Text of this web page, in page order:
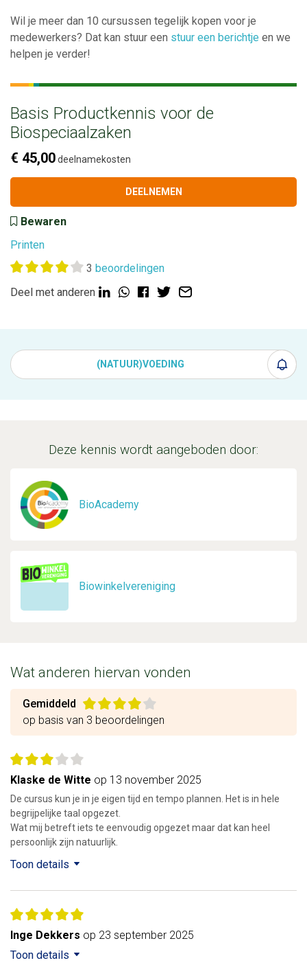
Wil je meer dan 10 cursussen tegelijk kopen voor je
medewerkers? Dat kan stuur een stuur een berichtje en we
helpen je verder!
Basis Productkennis voor de
Biospeciaalzaken
€ 45,00deelnamekosten
DEELNEMEN
Bewaren
Printen
3 beoordelingen
Deel met anderen
(NATUUR)VOEDING
Deze kennis wordt aangeboden door:
BioAcademy
Biowinkelvereniging
Wat anderen hiervan vonden
Gemiddeld
op basis van 3 beoordelingen
Klaske de Witte op 13 november 2025
De cursus kun je in je eigen tijd en tempo plannen. Het is in hele
begrijpelijke taal opgezet.
Wat mij betreft iets te eenvoudig opgezet maar dat kan heel
persoonlijk zijn natuurlijk.
Toon details
Inge Dekkers op 23 september 2025
Toon details